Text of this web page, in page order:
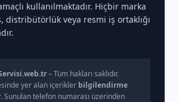
kullanılmaktadır. Hiçbir marka
distribütörlük veya resmi iş ortaklığı
– Tüm hakları saklıdır.
yer alan içerikler bilgilendirme
. Sunulan telefon numarası üzerinden